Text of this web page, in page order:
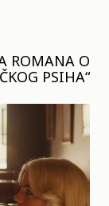
ROMANA O
PSIHA“